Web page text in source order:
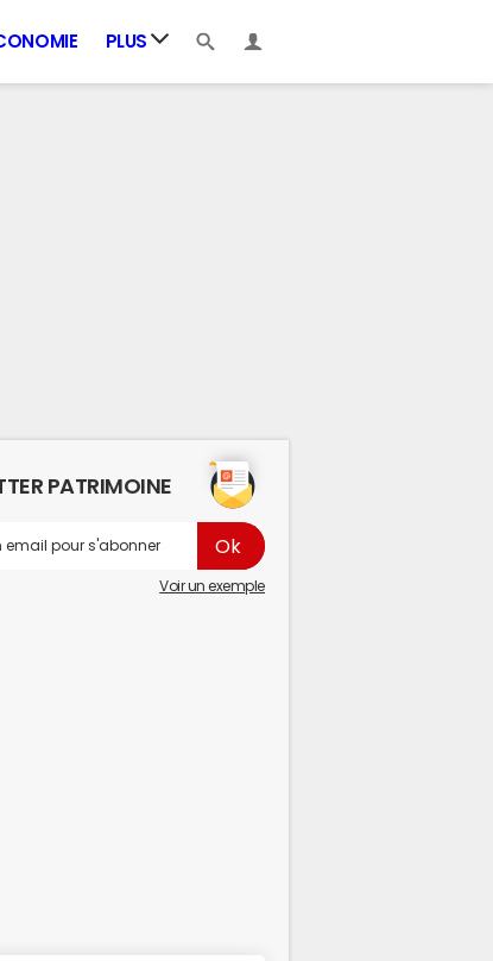
PLUS
PATRIMOINE
Voir un exemple